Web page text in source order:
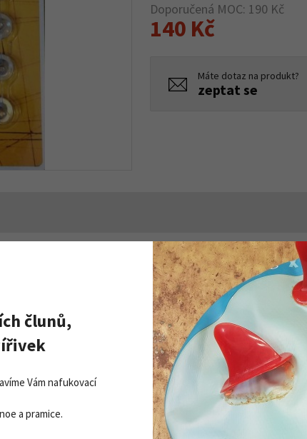
Doporučená MOC: 190 Kč
140 Kč
Máte dotaz na produkt?
zeptat se
Zobrazit všechny novinky
člunů,
Vám nafukovací
a pramice.